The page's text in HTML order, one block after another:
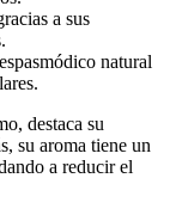
a sus
natural
, destaca su
su aroma tiene un
a reducir el